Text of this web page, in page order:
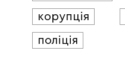
корупція
поліція